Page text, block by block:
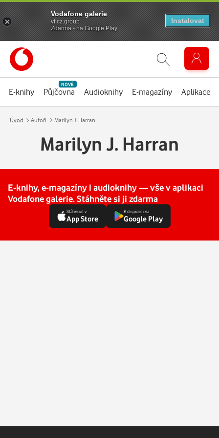
E-knihy Půjčovna
NOVÉ
Audioknihy E-magazíny Aplikace
Úvod Autoři Marilyn J. Harran
Marilyn J. Harran
E-knihy, e-magazíny i audioknihy — vše v aplikaci
Vodafone galerie. Stáhněte si ji zdarma
Stáhnout v
App Store
K dispozici na
Google Play
Vodafone galerie
vf.cz.group
Zdarma - na Google Play
Instalovat